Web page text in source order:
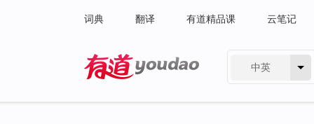
词典 翻译 有道精品课 云笔记
中英